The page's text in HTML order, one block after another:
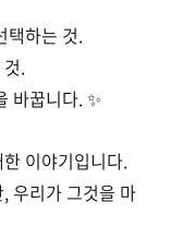
택하는 것.
.
바꿉니다. ✨
이야기입니다.
우리가 그것을 마